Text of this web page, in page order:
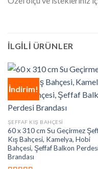
İLGILI ÜRÜNLER
İndirim!
ŞEFFAF KIŞ BAHÇESI
60 x 310 cm Su Geçirmez
Kış Bahçesi, Kamelya, Hobi
Bahçesi, Şeffaf Balkon
Brandası